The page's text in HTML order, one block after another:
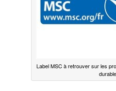
Label MSC à retrouver sur les